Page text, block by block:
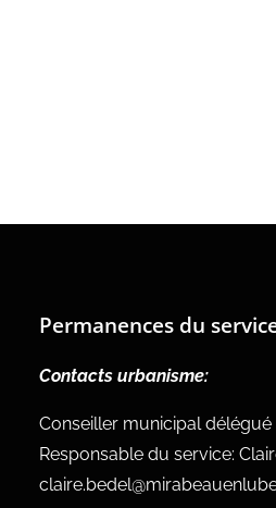
Permanences du
Contacts urbanisme:
Conseiller municipal délégué
Responsable du service: